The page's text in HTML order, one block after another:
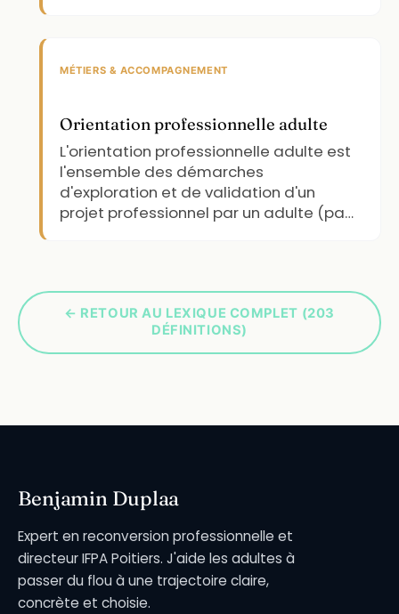
MÉTIERS & ACCOMPAGNEMENT
Orientation professionnelle adulte
L'orientation professionnelle adulte est
l'ensemble des démarches
d'exploration et de validation d'un
projet professionnel par un adulte (pa…
← RETOUR AU LEXIQUE COMPLET (203
DÉFINITIONS)
Benjamin Duplaa
Expert en reconversion professionnelle et
directeur IFPA Poitiers. J'aide les adultes à
passer du flou à une trajectoire claire,
concrète et choisie.